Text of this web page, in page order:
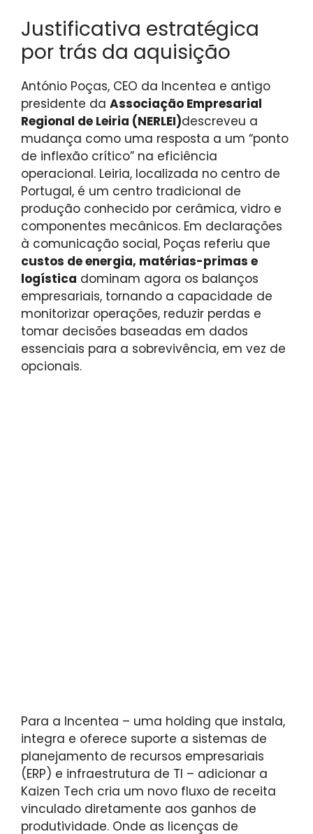
Justificativa estratégica
por trás da aquisição
António Poças, CEO da Incentea e antigo
presidente da Associação Empresarial
Regional de Leiria (NERLEI)descreveu a
mudança como uma resposta a um “ponto
de inflexão crítico” na eficiência
operacional. Leiria, localizada no centro de
Portugal, é um centro tradicional de
produção conhecido por cerâmica, vidro e
componentes mecânicos. Em declarações
à comunicação social, Poças referiu que
custos de energia, matérias-primas e
logística dominam agora os balanços
empresariais, tornando a capacidade de
monitorizar operações, reduzir perdas e
tomar decisões baseadas em dados
essenciais para a sobrevivência, em vez de
opcionais.
Para a Incentea – uma holding que instala,
integra e oferece suporte a sistemas de
planejamento de recursos empresariais
(ERP) e infraestrutura de TI – adicionar a
Kaizen Tech cria um novo fluxo de receita
vinculado diretamente aos ganhos de
produtividade. Onde as licenças de